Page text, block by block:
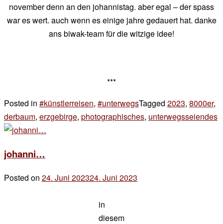
november denn an den johannistag. aber egal – der spass
war es wert. auch wenn es einige jahre gedauert hat. danke
ans biwak-team für die witzige idee!
***
Posted in #künstlerreisen, #unterwegsTagged 2023, 8000er,
derbaum, erzgebirge, photographisches, unterwegsseiendes
johanni…
Posted on 24. Juni 202324. Juni 2023
in
diesem